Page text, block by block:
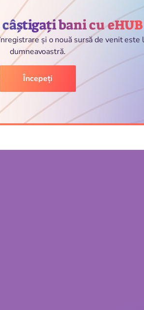
bani cu eHUB
și o nouă sursă de venit este
dumneavoastră.
Începeți